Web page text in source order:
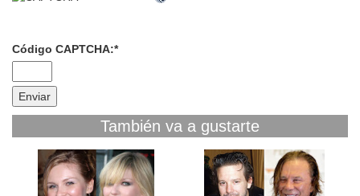
Código CAPTCHA:*
También va a gustarte